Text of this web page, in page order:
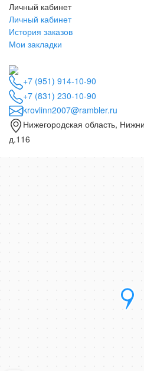
Личный кабинет
Личный кабинет
История заказов
Мои закладки
+7 (951) 914-10-90
+7 (831) 230-10-90
krovlinn2007@rambler.ru
Нижегородская область,
д.116